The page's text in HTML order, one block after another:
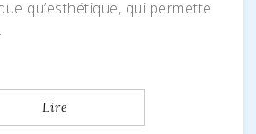
qu’esthétique, qui permette
Lire